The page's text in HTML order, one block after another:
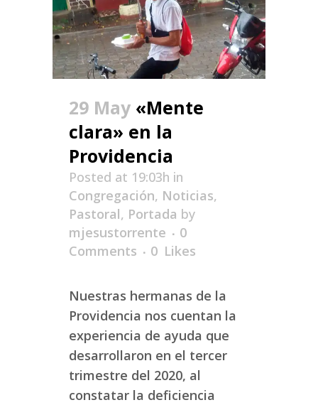
29 May «Mente
clara» en la
Providencia
Posted at 19:03h in
Congregación, Noticias,
Pastoral, Portada by
mjesustorrente
0
Comments
0 Likes
Nuestras hermanas de la
Providencia nos cuentan la
experiencia de ayuda que
desarrollaron en el tercer
trimestre del 2020, al
constatar la deficiencia